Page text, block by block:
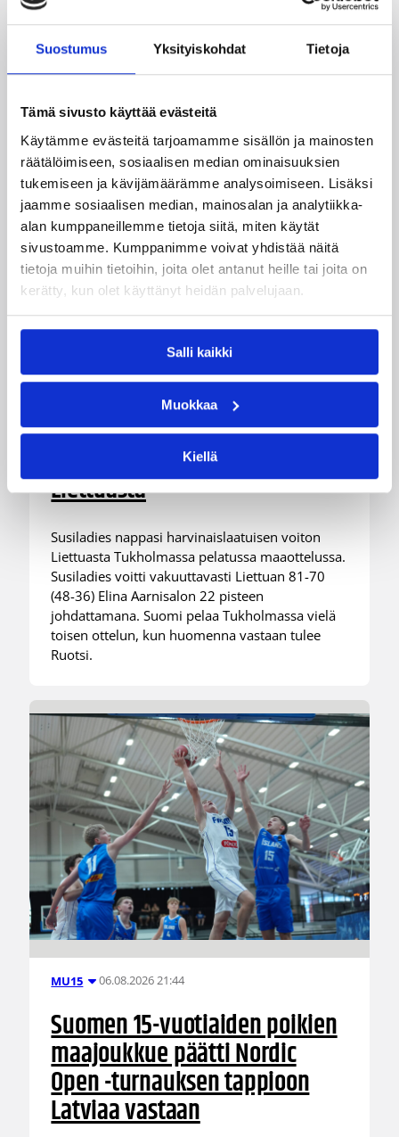
Suostumus Yksityiskohdat Tietoja
Tämä sivusto käyttää evästeitä
Käytämme evästeitä tarjoamamme sisällön ja mainosten
räätälöimiseen, sosiaalisen median ominaisuuksien
tukemiseen ja kävijämäärämme analysoimiseen. Lisäksi
jaamme sosiaalisen median, mainosalan ja analytiikka-
alan kumppaneillemme tietoja siitä, miten käytät
sivustoamme. Kumppanimme voivat yhdistää näitä
tietoja muihin tietoihin, joita olet antanut heille tai joita on
kerätty, kun olet käyttänyt heidän palvelujaan.
Salli kaikki
Muokkaa
Kiellä
Katso myös
06.08.2026 21:44
Susiladiesin puolustus rautaa
Tukholmassa –
harvinaislaatuinen voitto
Liettuasta
Susiladies nappasi harvinaislaatuisen voiton
Liettuasta Tukholmassa pelatussa maaottelussa.
Susiladies voitti vakuuttavasti Liettuan 81-70
(48-36) Elina Aarnisalon 22 pisteen
johdattamana. Suomi pelaa Tukholmassa vielä
toisen ottelun, kun huomenna vastaan tulee
Ruotsi.
MU15 06.08.2026 21:44
Suomen 15-vuotiaiden poikien
maajoukkue päätti Nordic
Open -turnauksen tappioon
Latviaa vastaan